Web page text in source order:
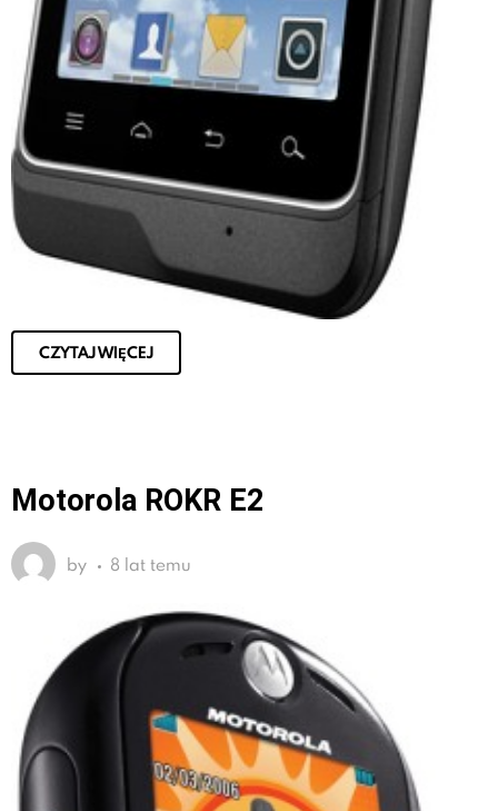
CZYTAJ WIĘCEJ
Motorola ROKR E2
by 8 lat temu